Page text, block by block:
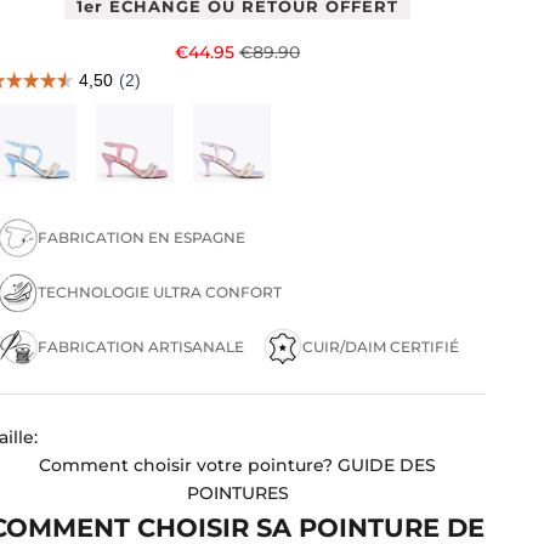
1er ÉCHANGE OU RETOUR OFFERT
Prix de vente
€44.95 Prix normal
€89.90
FABRICATION EN ESPAGNE
TECHNOLOGIE ULTRA CONFORT
FABRICATION ARTISANALE CUIR/DAIM CERTIFIÉ
Comment choisir votre pointure? GUIDE DES
POINTURES
CHOISIR SA POINTURE DE